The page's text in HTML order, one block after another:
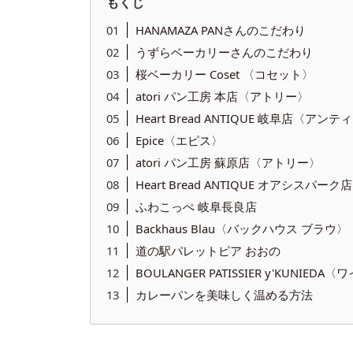
HANAMAZA PANさんのこだわり
うずらベーカリーさんのこだわり
桜ベーカリー Coset 〈コセット〉
atori パン工房 本店〈アトリー〉
Heart Bread ANTIQUE 岐阜店〈アンティ
Epice〈エピス〉
atori パン工房 蘇原店〈アトリー〉
Heart Bread ANTIQUE オアシスパーク店
ふわこっぺ 岐阜長良店
Backhaus Blau〈バックハウス ブラウ〉
道の駅パレットピア おおの
BOULANGER PATISSIER y'KUNIEDA〈ワ
カレーパンを美味しく温める方法